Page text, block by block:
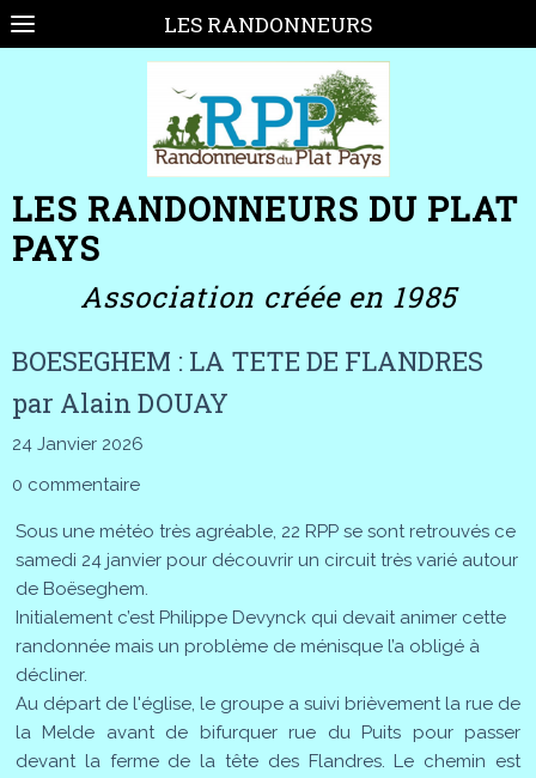
LES RANDONNEURS
LES RANDONNEURS DU PLAT
PAYS
Association créée en 1985
BOESEGHEM : LA TETE DE FLANDRES
par Alain DOUAY
24 Janvier 2026
0 commentaire
Sous une météo très agréable, 22 RPP se sont retrouvés ce
samedi 24 janvier pour découvrir un circuit très varié autour
de Boëseghem.
Initialement c’est Philippe Devynck qui devait animer cette
randonnée mais un problème de ménisque l’a obligé à
décliner.
Au départ de l'église, le groupe a suivi brièvement la rue de
la Melde avant de bifurquer rue du Puits pour passer
devant la ferme de la tête des Flandres. Le chemin est